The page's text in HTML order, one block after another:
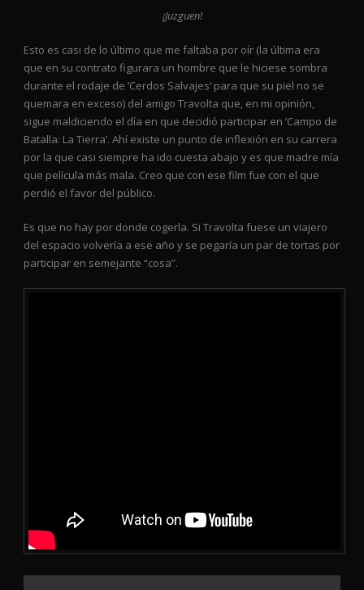
¡Juzguen!
Esto es casi de lo último que me faltaba por oír (la última era
que en su contrato figurara un hombre que le hiciese sombra
durante el rodaje de ‘Cerdos Salvajes’ para que su piel no se
quemara en exceso) del amigo Travolta que, en mi opinión,
sigue maldiciendo el día en que decidió participar en ‘Campo de
Batalla: La Tierra’. Ahí existe un punto de inflexión en su carrera
por la que casi siempre ha ido cuesta abajo y es que madre mía
que película más mala. Creo que con ese film fue con el que
perdió el favor del público.
Es que no hay por donde cogerla. Si Travolta fuese un viajero
del espacio volvería a ese año y se pegaría un par de tortas por
participar en semejante “cosa”.